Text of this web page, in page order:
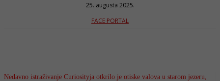
25. augusta 2025.
FACE PORTAL
Nedavno istraživanje Curiosityja otkrilo je otiske valova u starom jezeru,